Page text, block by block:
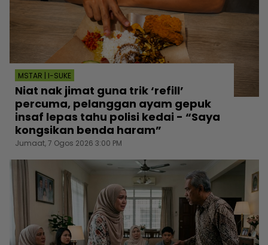
MSTAR | I-SUKE
Niat nak jimat guna trik ‘refill’
percuma, pelanggan ayam gepuk
insaf lepas tahu polisi kedai - “Saya
kongsikan benda haram”
Jumaat, 7 Ogos 2026 3:00 PM